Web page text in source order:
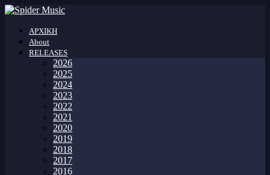
ΑΡΧΙΚΗ
About
RELEASES
2026
2025
2024
2023
2022
2021
2020
2019
2018
2017
2016